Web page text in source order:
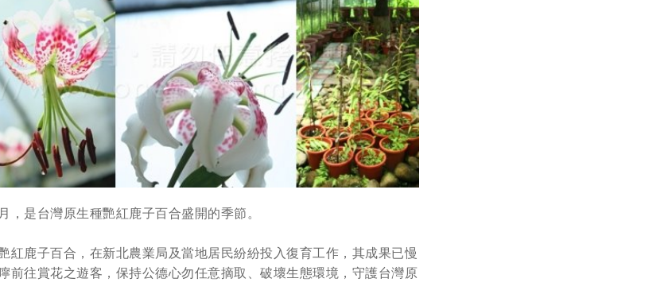
，是台灣原生種艷紅鹿子百合盛開的季節。
紅鹿子百合，在新北農業局及當地居民紛紛投入復育工作，其成果已慢
前往賞花之遊客，保持公德心勿任意摘取、破壞生態環境，守護台灣原